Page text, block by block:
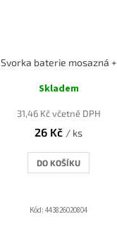
Svorka baterie mosazná +
Skladem
31,46 Kč včetně DPH
26 Kč / ks
DO KOŠÍKU
Kód: 443826020804